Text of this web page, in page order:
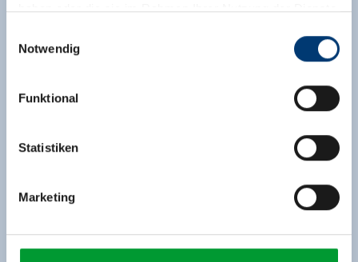
haben oder die sie im Rahmen Ihrer Nutzung der Dienste
Rohr 23// A-6280 Zell am Ziller
www.zillertalarena.com
Notwendig
Funktional
Statistiken
Marketing